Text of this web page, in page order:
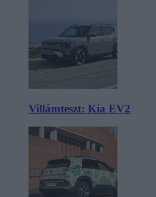
Villámteszt: Kia EV2